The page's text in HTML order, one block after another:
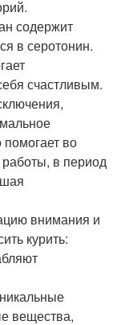
содержит
в серотонин.
счастливым.
во
в период
внимания и
курить:
вещества,